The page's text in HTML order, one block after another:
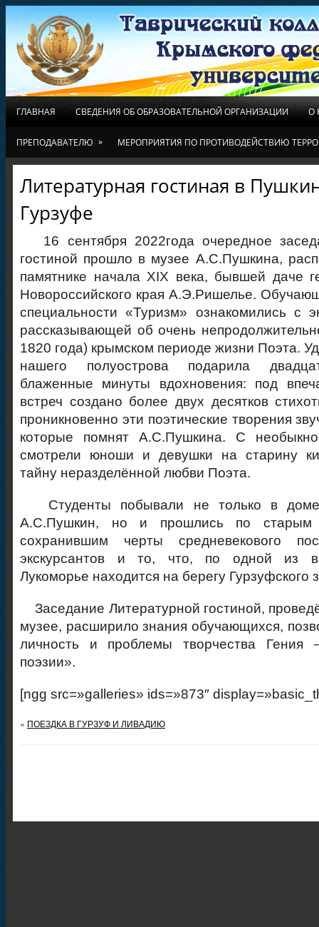
ГЛАВНАЯ СВЕДЕНИЯ ОБ ОБРАЗОВАТЕЛЬНОЙ ОРГАНИЗАЦИИ О
ПРЕПОДАВАТЕЛЮ » МЕРОПРИЯТИЯ ПО ПРОТИВОДЕЙСТВИЮ
Литературная гостиная в
Гурзуфе
16 сентября 2022года очередное
гостиной прошло в музее А.С.Пушкина,
памятнике начала XIX века, бывшей даче
Новороссийского края А.Э.Ришелье.
специальности «Туризм» ознакомились с
рассказывающей об очень
1820 года) крымском периоде жизни Поэта.
нашего полуострова подарила
блаженные минуты вдохновения: под
встреч создано более двух десятков
проникновенно эти поэтические творения
которые помнят А.С.Пушкина. С
смотрели юноши и девушки на старину
тайну неразделённой любви Поэта.
Студенты побывали не только в доме-
А.С.Пушкин, но и прошлись по старым
сохранившим черты средневекового
экскурсантов и то, что, по одной из
Лукоморье находится на берегу Гурзуфского
Заседание Литературной гостиной,
музее, расширило знания обучающихся,
личность и проблемы творчества Гения
поэзии».
[ngg src=»galleries» ids=»873″
« ПОЕЗДКА В ГУРЗУФ И ЛИВАДИЮ